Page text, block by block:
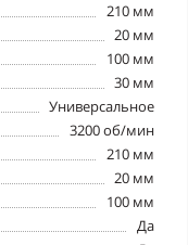
210 мм
20 мм
100 мм
30 мм
Универсальное
3200 об/мин
210 мм
20 мм
100 мм
Да